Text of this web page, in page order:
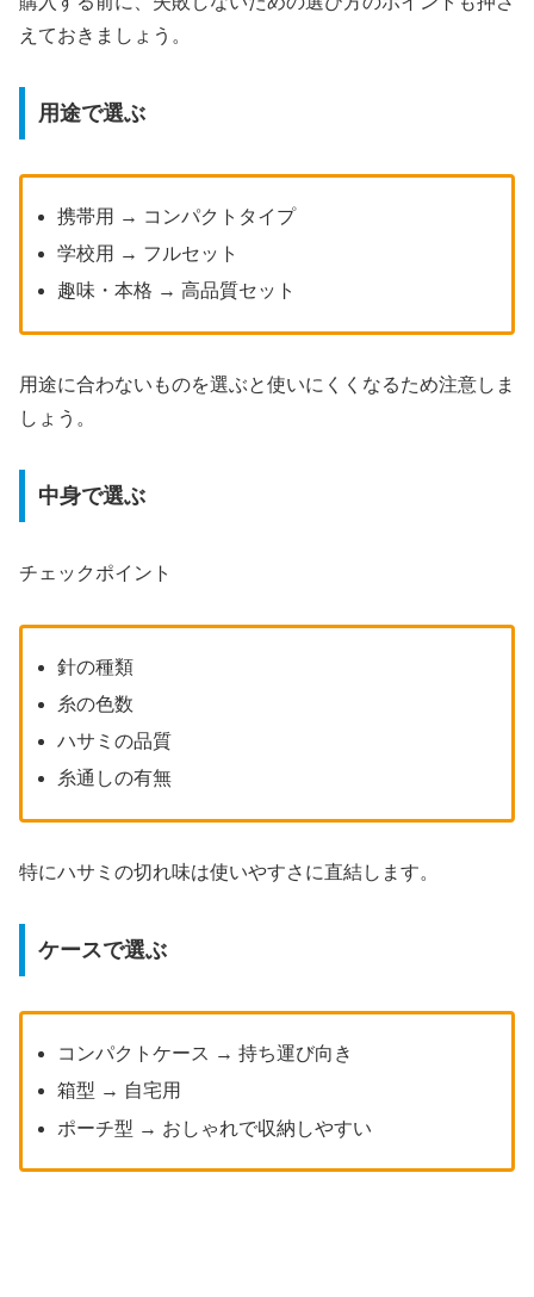
えておきましょう。
用途で選ぶ
携帯用 → コンパクトタイプ
学校用 → フルセット
趣味・本格 → 高品質セット
用途に合わないものを選ぶと使いにくくなるため注意しま
しょう。
中身で選ぶ
チェックポイント
針の種類
糸の色数
ハサミの品質
糸通しの有無
特にハサミの切れ味は使いやすさに直結します。
ケースで選ぶ
コンパクトケース → 持ち運び向き
箱型 → 自宅用
ポーチ型 → おしゃれで収納しやすい